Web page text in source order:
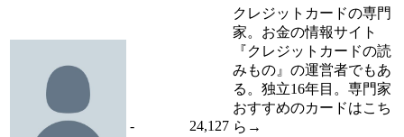
- 24,127
クレジットカードの専門
家。お金の情報サイト
『クレジットカードの読
みもの』の運営者でもあ
る。独立16年目。専門家
おすすめのカードはこち
ら→